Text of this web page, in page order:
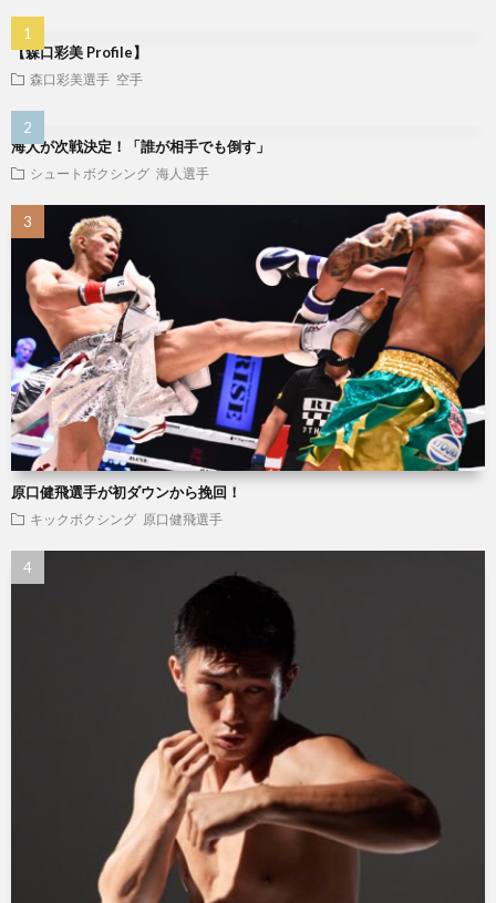
【森口彩美 Profile】
森口彩美選手 空手
海人が次戦決定！「誰が相手でも倒す」
シュートボクシング 海人選手
原口健飛選手が初ダウンから挽回！
キックボクシング 原口健飛選手